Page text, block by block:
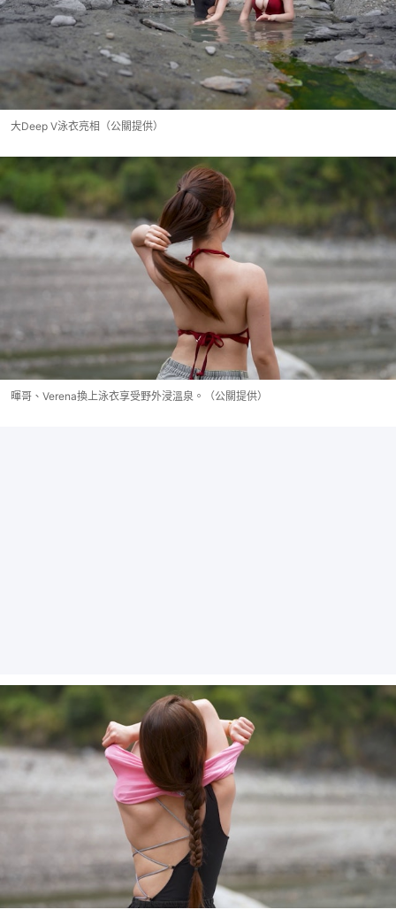
大Deep V泳衣亮相（公關提供）
暉哥、Verena換上泳衣享受野外浸溫泉。（公關提供）